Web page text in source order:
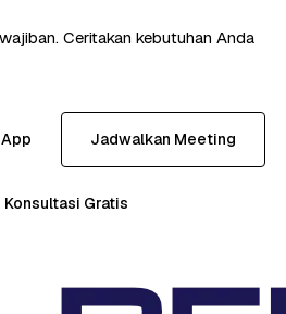
Ceritakan kebutuhan Anda
Jadwalkan Meeting
Gratis